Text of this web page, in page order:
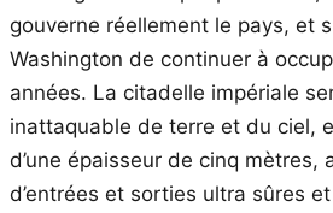
gouverne réellement le pays, et
Washington de continuer à
années. La citadelle impériale
inattaquable de terre et du ciel,
d’une épaisseur de cinq mètres,
d’entrées et sorties ultra sûres